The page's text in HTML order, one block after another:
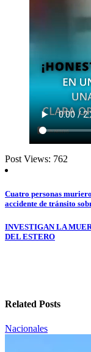
Post Views: 762
Navegación
de
entradas
Cuatro personas
accidente de tránsito
INVESTIGAN LA
DEL ESTERO
Related Posts
Nacionales